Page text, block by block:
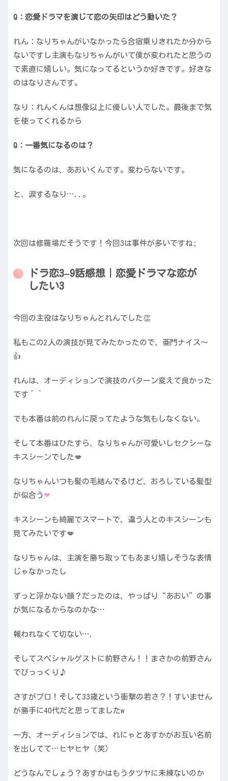
Q：恋愛ドラマを演じて恋の矢印はどう動いた？
れん：なりちゃんがいなかったら合宿乗りきれたか分から
ないですし主演もなりちゃんがいて僕が変われたと思うの
で素直に嬉しい。気になってるというか好きです。好きな
のはなりさんです。
なり：れんくんは想像以上に優しい人でした。最後まで気
を使ってくれるから
Q：一番気になるのは？
気になるのは、あおいくんです。変わらないです。
と、涙するなり…..。
次回は修羅場だそうです！今回3は事件が多いですね;
ドラ恋3–9話感想｜恋愛ドラマな恋が
したい3
今回の主役はなりちゃんとれんでした👏
私もこの2人の演技が見てみたかったので、亜門ナイス〜
👍
れんは、オーディションで演技のパターン変えて良かった
です＾＾
でも本番は前のれんに戻ってたような気もしなくない。
そして本番はひたすら、なりちゃんが可愛いしセクシーな
キスシーンでした💋
なりちゃんいつも髪の毛結んでるけど、おろしている髪型
が似合う ❤︎
キスシーンも綺麗でスマートで、違う人とのキスシーンも
見てみたいです💋
なりちゃんは、主演を勝ち取ってもあまり嬉しそうな表情
じゃなかったし
ずっと浮かない顔？だったのは、やっぱり“あおい”の事
が気になるからなのかな…
報われなくて切ない….
そしてスペシャルゲストに前野さん！！まさかの前野さん
でびっっくり♪
さすがプロ！そして33歳という衝撃の若さ？！すいません
が勝手に40代だと思ってましたw
一方、オーディションでは、れにゃとあすかがお互い名前
を出してて…ヒヤヒヤ（笑）
どうなんでしょう？あすかはもうタツヤに未練ないのか